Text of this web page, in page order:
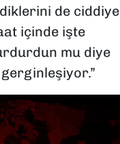
de ciddiye
içinde işte
mu diye